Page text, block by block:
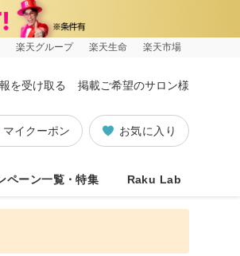
楽天グループ 楽天生命 楽天市場
を受け取る 掲載ご希望のサロン様
お気に入り
マイクーポン
ペーン一覧・特集 Raku Lab